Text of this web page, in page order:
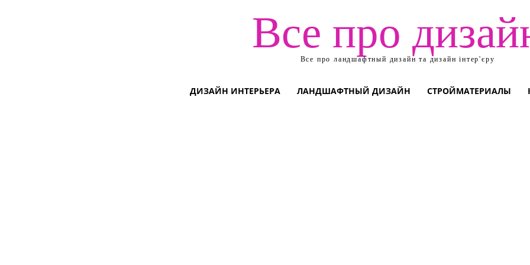
Все про
Все про ландшафтный дизайн та дизайн інтер'єру
ДИЗАЙН ИНТЕРЬЕРА ЛАНДШАФТНЫЙ ДИЗАЙН СТРОЙМАТЕРИАЛЫ